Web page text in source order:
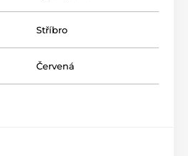
Stříbro
Červená